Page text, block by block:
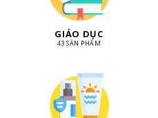
GIÁO DỤC
43 SẢN PHẨM